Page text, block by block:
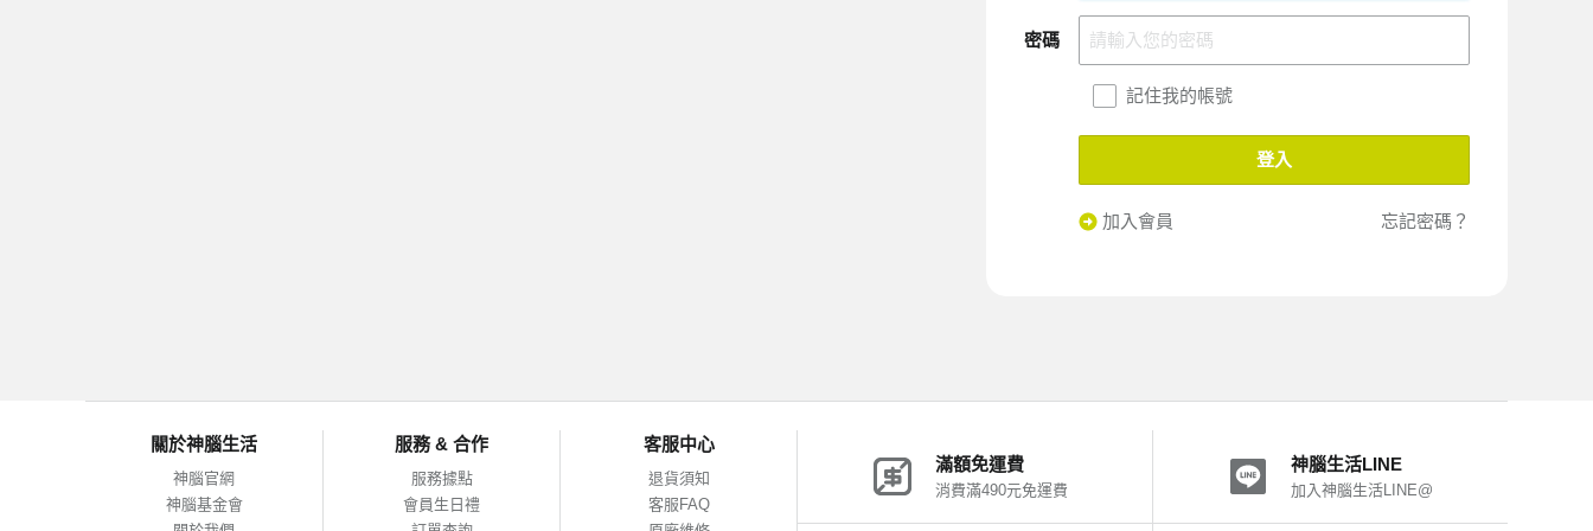
密碼
記住我的帳號
登入
加入會員 忘記密碼？
關於神腦生活
神腦官網
神腦基金會
服務 & 合作
服務據點
會員生日禮
客服中心
退貨須知
客服FAQ
滿額免運費
消費滿490元免運費
神腦生活LINE
加入神腦生活LINE@